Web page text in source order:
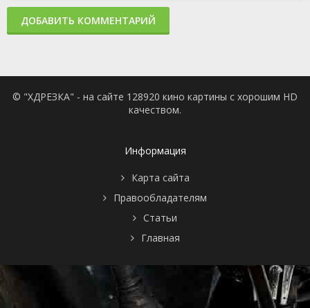
ДОБАВИТЬ КОММЕНТАРИЙ
© "ХДРЕЗКА" - на сайте 128920 кино картины с хорошим HD
качеством.
Информация
Карта сайта
Правообладателям
Статьи
Главная